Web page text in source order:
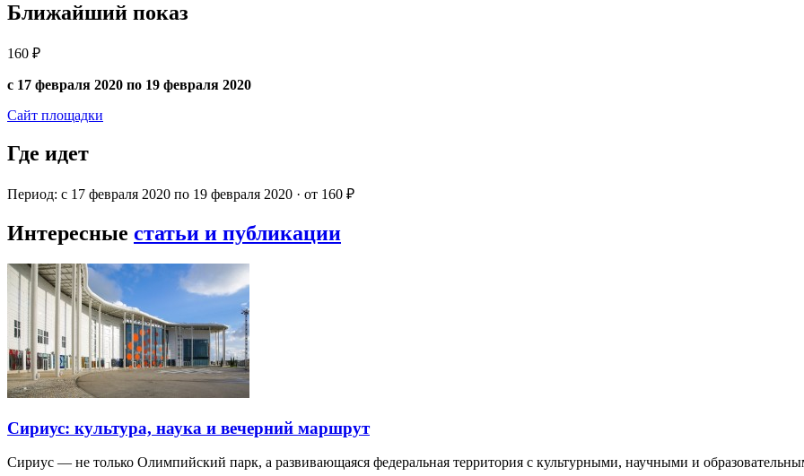
Ближайший показ
160 ₽
с 17 февраля 2020 по 19 февраля 2020
Сайт площадки
Где идет
Период: с 17 февраля 2020 по 19 февраля 2020 · от 160 ₽
Интересные статьи и публикации
Сириус: культура, наука и вечерний маршрут
Сириус — не только Олимпийский парк, а развивающаяся федеральная территория с культурными, научными и